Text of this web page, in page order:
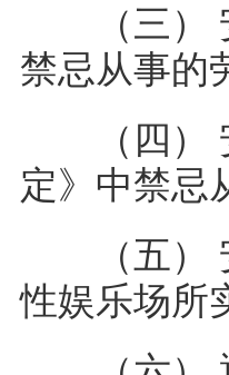
（三） 安
禁忌从事
（四） 安
定》中禁
（五） 安
性娱乐场